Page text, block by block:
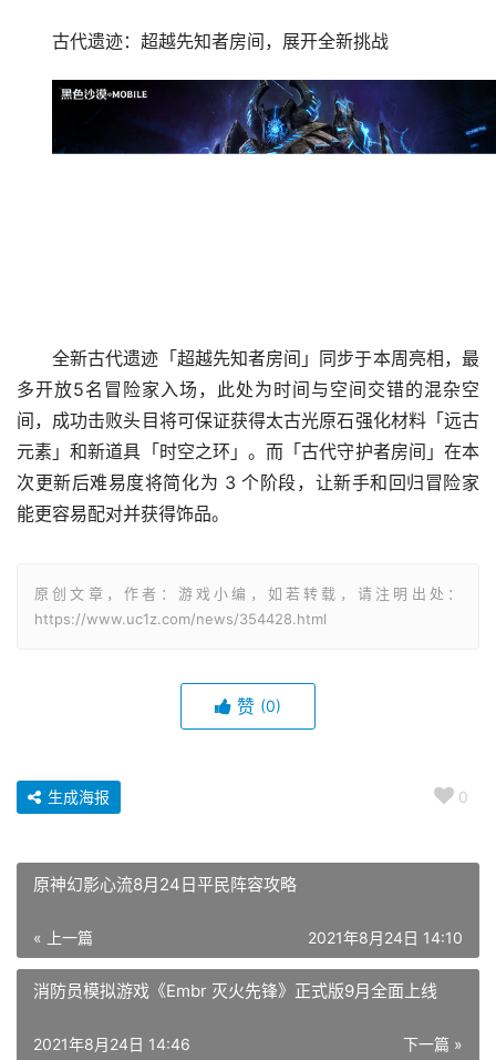
古代遗迹：超越先知者房间，展开全新挑战
全新古代遗迹「超越先知者房间」同步于本周亮相，最
多开放5名冒险家入场，此处为时间与空间交错的混杂空
间，成功击败头目将可保证获得太古光原石强化材料「远古
元素」和新道具「时空之环」。而「古代守护者房间」在本
次更新后难易度将简化为 3 个阶段，让新手和回归冒险家
能更容易配对并获得饰品。
原创文章，作者：游戏小编，如若转载，请注明出处：
https://www.uc1z.com/news/354428.html
赞 (0)
0
生成海报
原神幻影心流8月24日平民阵容攻略
« 上一篇 2021年8月24日 14:10
消防员模拟游戏《Embr 灭火先锋》正式版9月全面上线
下一篇 »
2021年8月24日 14:46